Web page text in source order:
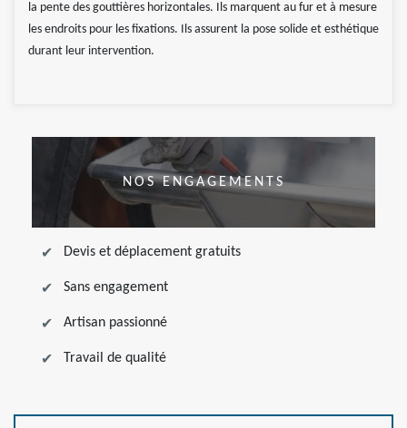
la pente des gouttières horizontales. Ils marquent au fur et à mesure
les endroits pour les fixations. Ils assurent la pose solide et esthétique
durant leur intervention.
NOS ENGAGEMENTS
Devis et déplacement gratuits
Sans engagement
Artisan passionné
Travail de qualité